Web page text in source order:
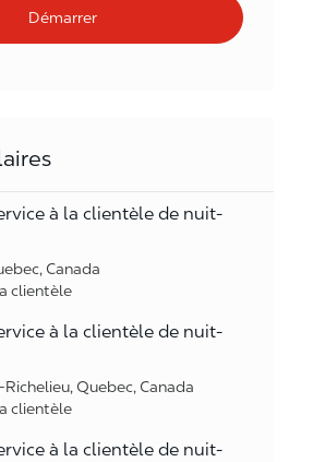
Démarrer
à la clientèle de nuit-
Canada
clientèle
à la clientèle de nuit-
Quebec, Canada
clientèle
à la clientèle de nuit-